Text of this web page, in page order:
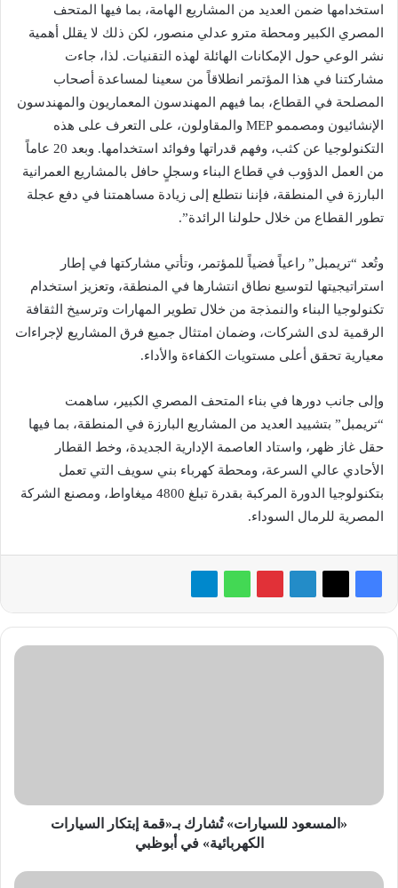
استخدامها ضمن العديد من المشاريع الهامة، بما فيها المتحف
المصري الكبير ومحطة مترو عدلي منصور، لكن ذلك لا يقلل أهمية
نشر الوعي حول الإمكانات الهائلة لهذه التقنيات. لذا، جاءت
مشاركتنا في هذا المؤتمر انطلاقاً من سعينا لمساعدة أصحاب
المصلحة في القطاع، بما فيهم المهندسون المعماريون والمهندسون
الإنشائيون ومصممو MEP والمقاولون، على التعرف على هذه
التكنولوجيا عن كثب، وفهم قدراتها وفوائد استخدامها. وبعد 20 عاماً
من العمل الدؤوب في قطاع البناء وسجلٍ حافل بالمشاريع العمرانية
البارزة في المنطقة، فإننا نتطلع إلى زيادة مساهمتنا في دفع عجلة
تطور القطاع من خلال حلولنا الرائدة”.
وتُعد “تريمبل” راعياً فضياً للمؤتمر، وتأتي مشاركتها في إطار
استراتيجيتها لتوسيع نطاق انتشارها في المنطقة، وتعزيز استخدام
تكنولوجيا البناء والنمذجة من خلال تطوير المهارات وترسيخ الثقافة
الرقمية لدى الشركات، وضمان امتثال جميع فرق المشاريع لإجراءات
معيارية تحقق أعلى مستويات الكفاءة والأداء.
وإلى جانب دورها في بناء المتحف المصري الكبير، ساهمت
“تريمبل” بتشييد العديد من المشاريع البارزة في المنطقة، بما فيها
حقل غاز ظهر، واستاد العاصمة الإدارية الجديدة، وخط القطار
الأحادي عالي السرعة، ومحطة كهرباء بني سويف التي تعمل
بتكنولوجيا الدورة المركبة بقدرة تبلغ 4800 ميغاواط، ومصنع الشركة
المصرية للرمال السوداء.
«المسعود
أبوظبي
«المسعود للسيارات» تُشارك بـ«قمة إبتكار السيارات
الكهربائية» في أبوظبي